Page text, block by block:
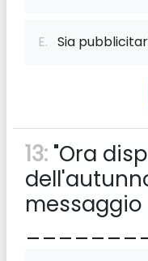
E. Sia
13: "Ora